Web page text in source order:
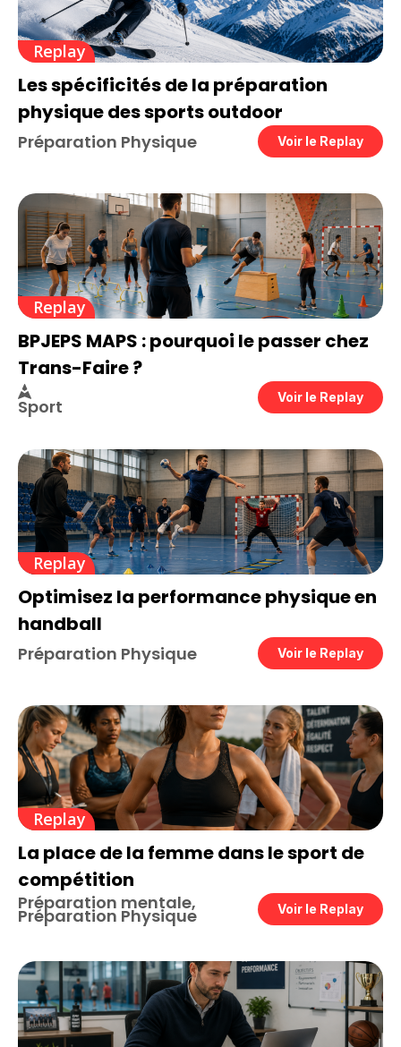
Replay
Les spécificités de la préparation
physique des sports outdoor
Préparation Physique Voir le Replay
Replay
BPJEPS MAPS : pourquoi le passer chez
Trans-Faire ?
Sport Voir le Replay
Replay
Optimisez la performance physique en
handball
Préparation Physique Voir le Replay
Replay
La place de la femme dans le sport de
compétition
Préparation mentale,
Préparation Physique Voir le Replay